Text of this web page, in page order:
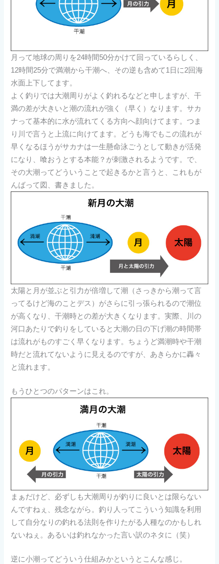
月って地球の周りを24時間50分かけて回っているらしく、
12時間25分で満潮から干潮へ、その逆も含めて1日に2回海
水面上下してます。
よく釣りでは大潮周りがよく釣れるなどと申しますが、干
満の差が大きいと潮の流れが強く（早く）なります。サカ
ナって基本的に水が流れてくる方向へ顔向けてます。つま
り川で言うと上流に向けてます。どうも海でもこの流れが
早くなるほうがサカナは一生懸命泳ごうとして動きが活発
になり、喰おうとする本能？が刺激されるようです。で、
その大潮ってどういうことで起きるかと言うと、これもが
んばって図、書きました。
太陽と月が並ぶと引力が倍増して潮（さっきから潮って言
ってるけど海のことデス）がさらに引っ張られるので潮位
が高くなり、干潮時との差が大きくなります。実際、川の
河口あたりで釣りをしていると大潮の日の下げ潮の時間帯
は流れがものすごく早くなります。ちょうど満潮時や干潮
時だと流れてないように見えるのですが、あきらかに轟々
と流れます。
もうひとつのパターンはこれ。
まぁだけど、必ずしも大潮周りが釣りに良いとは限らない
んですねぇ、残念ながら。釣り人ってこういう知識を利用
して自分なりの釣れる法則を作りたがる人種なのかもしれ
ないねぇ。あるいは釣れなかった言い訳のネタに（笑）
逆に小潮ってどういう仕組みかというとこんな感じ。